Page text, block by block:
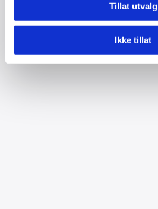
Tillat utvalg
Ikke tillat